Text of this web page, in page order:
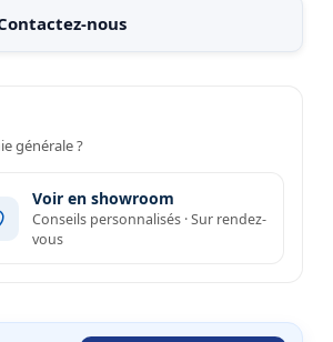
nous
générale ?
Voir en showroom
Conseils personnalisés · Sur rendez-
vous